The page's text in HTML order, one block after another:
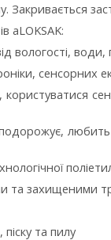
Закривається
aLOKSAK:
вологості, води,
сенсорних
та захищеними
та пилу